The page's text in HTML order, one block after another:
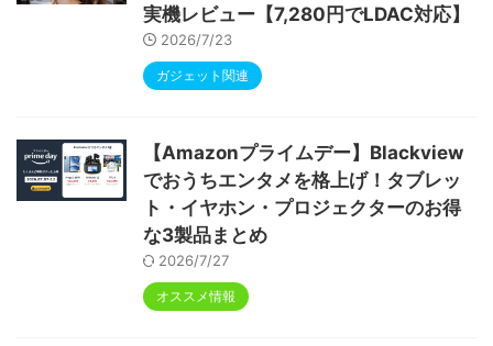
実機レビュー【7,280円でLDAC対応】
2026/7/23
ガジェット関連
【Amazonプライムデー】Blackview
でおうちエンタメを格上げ！タブレッ
ト・イヤホン・プロジェクターのお得
な3製品まとめ
2026/7/27
オススメ情報